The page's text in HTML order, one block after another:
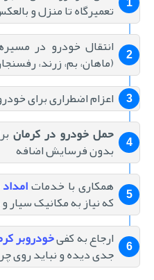
تعمیرگاه تا منزل و بالعکس)
انتقال خودرو در
(ماهان، بم، زرند، رفسنجان
اعزام اضطراری برای
حمل خودرو در کرمان
بدون فرسایش اضافه
همکاری با خدماتامداد
که نیاز به مکانیک سیار و
ارجاع به کفیخودروبر کرمان
جدی دیده و نباید روی